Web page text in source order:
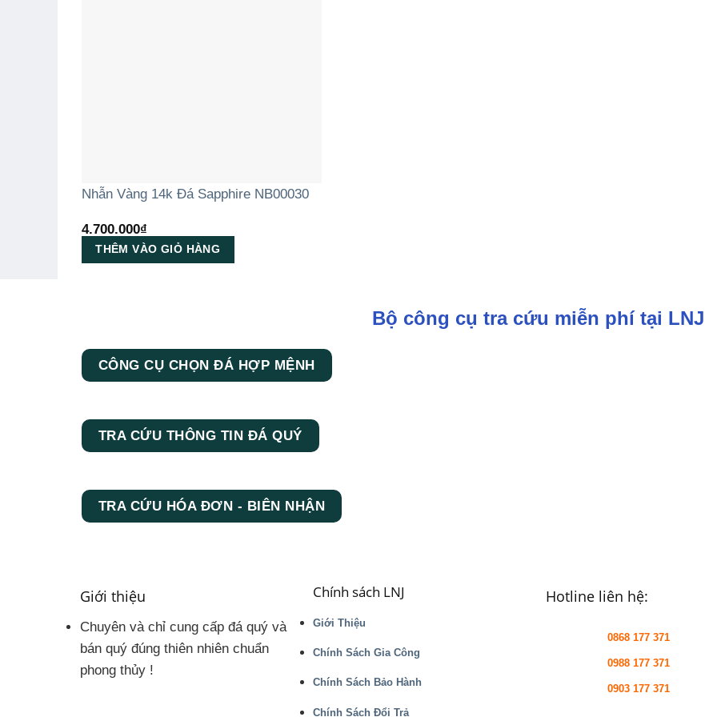
Nhẫn Vàng 14k Đá Sapphire NB00030
4.700.000₫
THÊM VÀO GIỎ HÀNG
Bộ công cụ tra cứu miễn phí tại LNJ
CÔNG CỤ CHỌN ĐÁ HỢP MỆNH
TRA CỨU THÔNG TIN ĐÁ QUÝ
TRA CỨU HÓA ĐƠN - BIÊN NHẬN
Giới thiệu
Chuyên và chỉ cung cấp đá quý và
bán quý đúng thiên nhiên chuẩn
phong thủy !
Chính sách LNJ
Giới Thiệu
Chính Sách Gia Công
Chính Sách Bảo Hành
Chính Sách Đổi Trả
Hotline liên hệ:
0868 177 371
0988 177 371
0903 177 371